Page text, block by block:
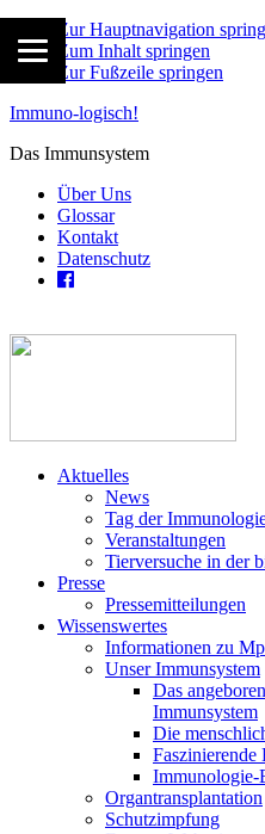
Zur Hauptnavigation
Zum Inhalt springen
Zur Fußzeile springen
Immuno-logisch!
Das Immunsystem
Über Uns
Glossar
Kontakt
Datenschutz
Aktuelles
News
Tag der
Veranstaltungen
Tierversuche in der
Presse
Pressemitteilungen
Wissenswertes
Informationen zu
Unser Immunsystem
Das
Immunsystem
Die
Faszinierende
Immunologie-
Organtransplantation
Schutzimpfung